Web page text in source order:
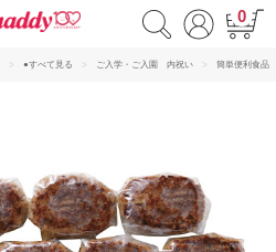
0
●すべて見る ご入学・ご入園 内祝い 簡単便利食品